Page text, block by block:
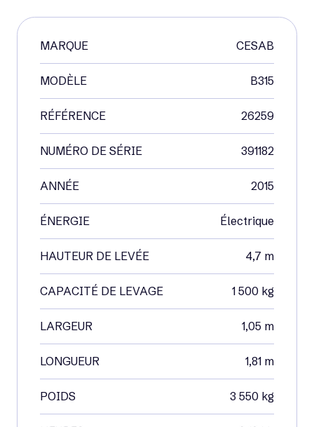
Voir matériel neuf
MARQUE CESAB
MODÈLE B315
RÉFÉRENCE 26259
NUMÉRO DE SÉRIE 391182
ANNÉE 2015
ÉNERGIE Électrique
HAUTEUR DE LEVÉE 4,7 m
CAPACITÉ DE LEVAGE 1 500 kg
LARGEUR 1,05 m
LONGUEUR 1,81 m
POIDS 3 550 kg